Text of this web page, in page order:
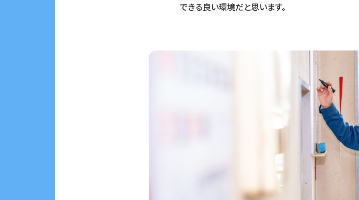
できる良い環境だと思います。